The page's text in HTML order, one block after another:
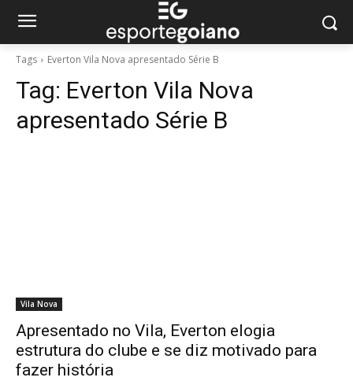
Tags Everton Vila Nova apresentado Série B
Tag: Everton Vila Nova
apresentado Série B
Vila Nova
Apresentado no Vila, Everton elogia
estrutura do clube e se diz motivado para
fazer história